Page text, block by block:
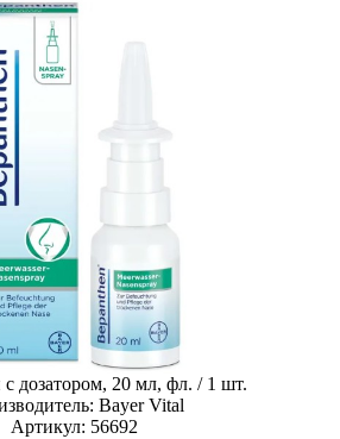
с дозатором, 20 мл, фл. / 1 шт.
Bayer Vital
Артикул: 56692